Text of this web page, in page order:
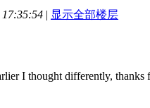
| 显示全部楼层
I thought differently, thanks